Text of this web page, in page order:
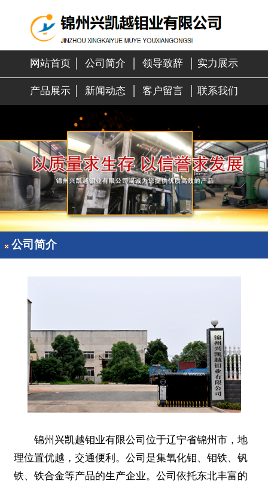
网站首页 公司简介 领导致辞 实力展示
产品展示 新闻动态 客户留言 联系我们
公司简介
锦州兴凯越钼业有限公司位于辽宁省锦州市，地
理位置优越，交通便利。公司是集氧化钼、钼铁、钒
铁、铁合金等产品的生产企业。公司依托东北丰富的